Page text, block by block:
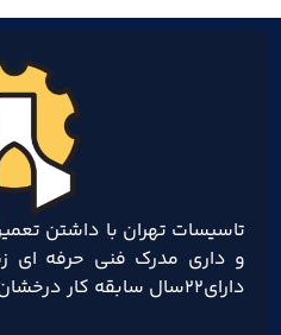
تاسیسات تهران با داشتن
و داری مدرک فنی حرفه ای
دارای۲۲سال سابقه کار درخشان است